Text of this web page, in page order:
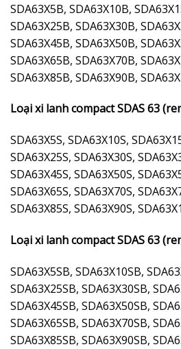
SDA63X5B, SDA63X10B,
SDA63X25B, SDA63X30B,
SDA63X45B, SDA63X50B,
SDA63X65B, SDA63X70B,
SDA63X85B, SDA63X90B,
Loại xi lanh compact SDAS 63
SDA63X5S, SDA63X10S,
SDA63X25S, SDA63X30S,
SDA63X45S, SDA63X50S,
SDA63X65S, SDA63X70S,
SDA63X85S, SDA63X90S,
Loại xi lanh compact SDAS 63
SDA63X5SB, SDA63X10SB,
SDA63X25SB, SDA63X30SB,
SDA63X45SB, SDA63X50SB,
SDA63X65SB, SDA63X70SB,
SDA63X85SB, SDA63X90SB,